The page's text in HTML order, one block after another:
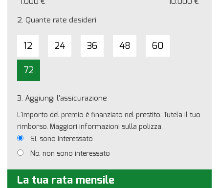
2. Quante rate desideri
12 24 36 48 60
72
3. Aggiungi l'assicurazione
L'importo del premio è finanziato nel prestito. Tutela il tuo
rimborso. Maggiori informazioni sulla polizza.
Si, sono interessato
No, non sono interessato
La tua rata mensile